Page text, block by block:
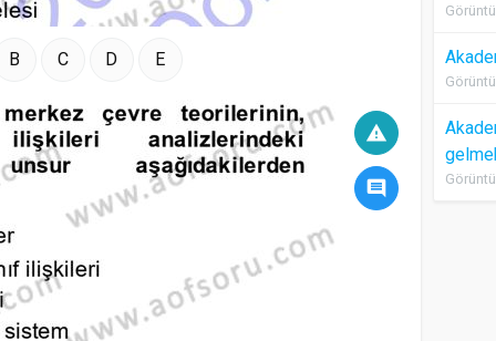
B C D E
warning
comment